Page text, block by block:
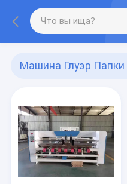
Машина Глуэр Папки